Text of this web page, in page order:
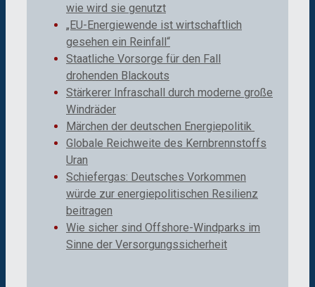
wie wird sie genutzt
„EU-Energiewende ist wirtschaftlich
gesehen ein Reinfall“
Staatliche Vorsorge für den Fall
drohenden Blackouts
Stärkerer Infraschall durch moderne große
Windräder
Märchen der deutschen Energiepolitik
Globale Reichweite des Kernbrennstoffs
Uran
Schiefergas: Deutsches Vorkommen
würde zur energiepolitischen Resilienz
beitragen
Wie sicher sind Offshore-Windparks im
Sinne der Versorgungssicherheit